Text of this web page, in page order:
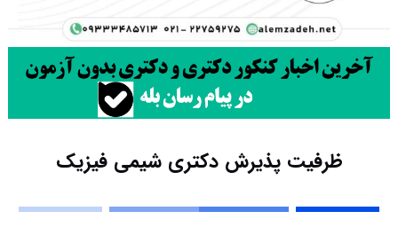
ظرفیت پذیرش دکتری شیمی فیزیک